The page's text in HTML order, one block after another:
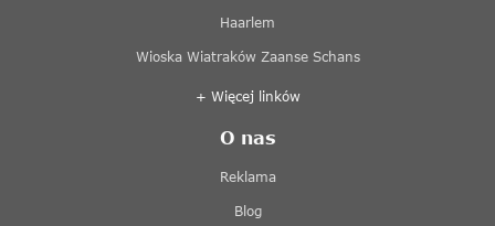
Haarlem
Wioska Wiatraków Zaanse Schans
+ Więcej linków
O nas
Reklama
Blog